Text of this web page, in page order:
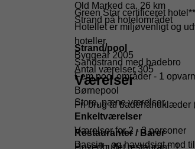
Green Star certificeret
Hotellet er miljøvenligt og
hoteller.
Byggeår 2005
Antal værelser 305
Old Marked ca. 26 km
Strand på hotelområdet
Strand/pool
Sandstrand med badebro
Fem pool områder - 1
Børnepool
Fri brug af badehåndklæder
Restauranter / Barer
Hovedbuffet restaurant: 1
Værelser
Store, pæne værelser.
Enkeltværelser
Værelser for 2 - 3 personer
Bassin - og havudsigt mod